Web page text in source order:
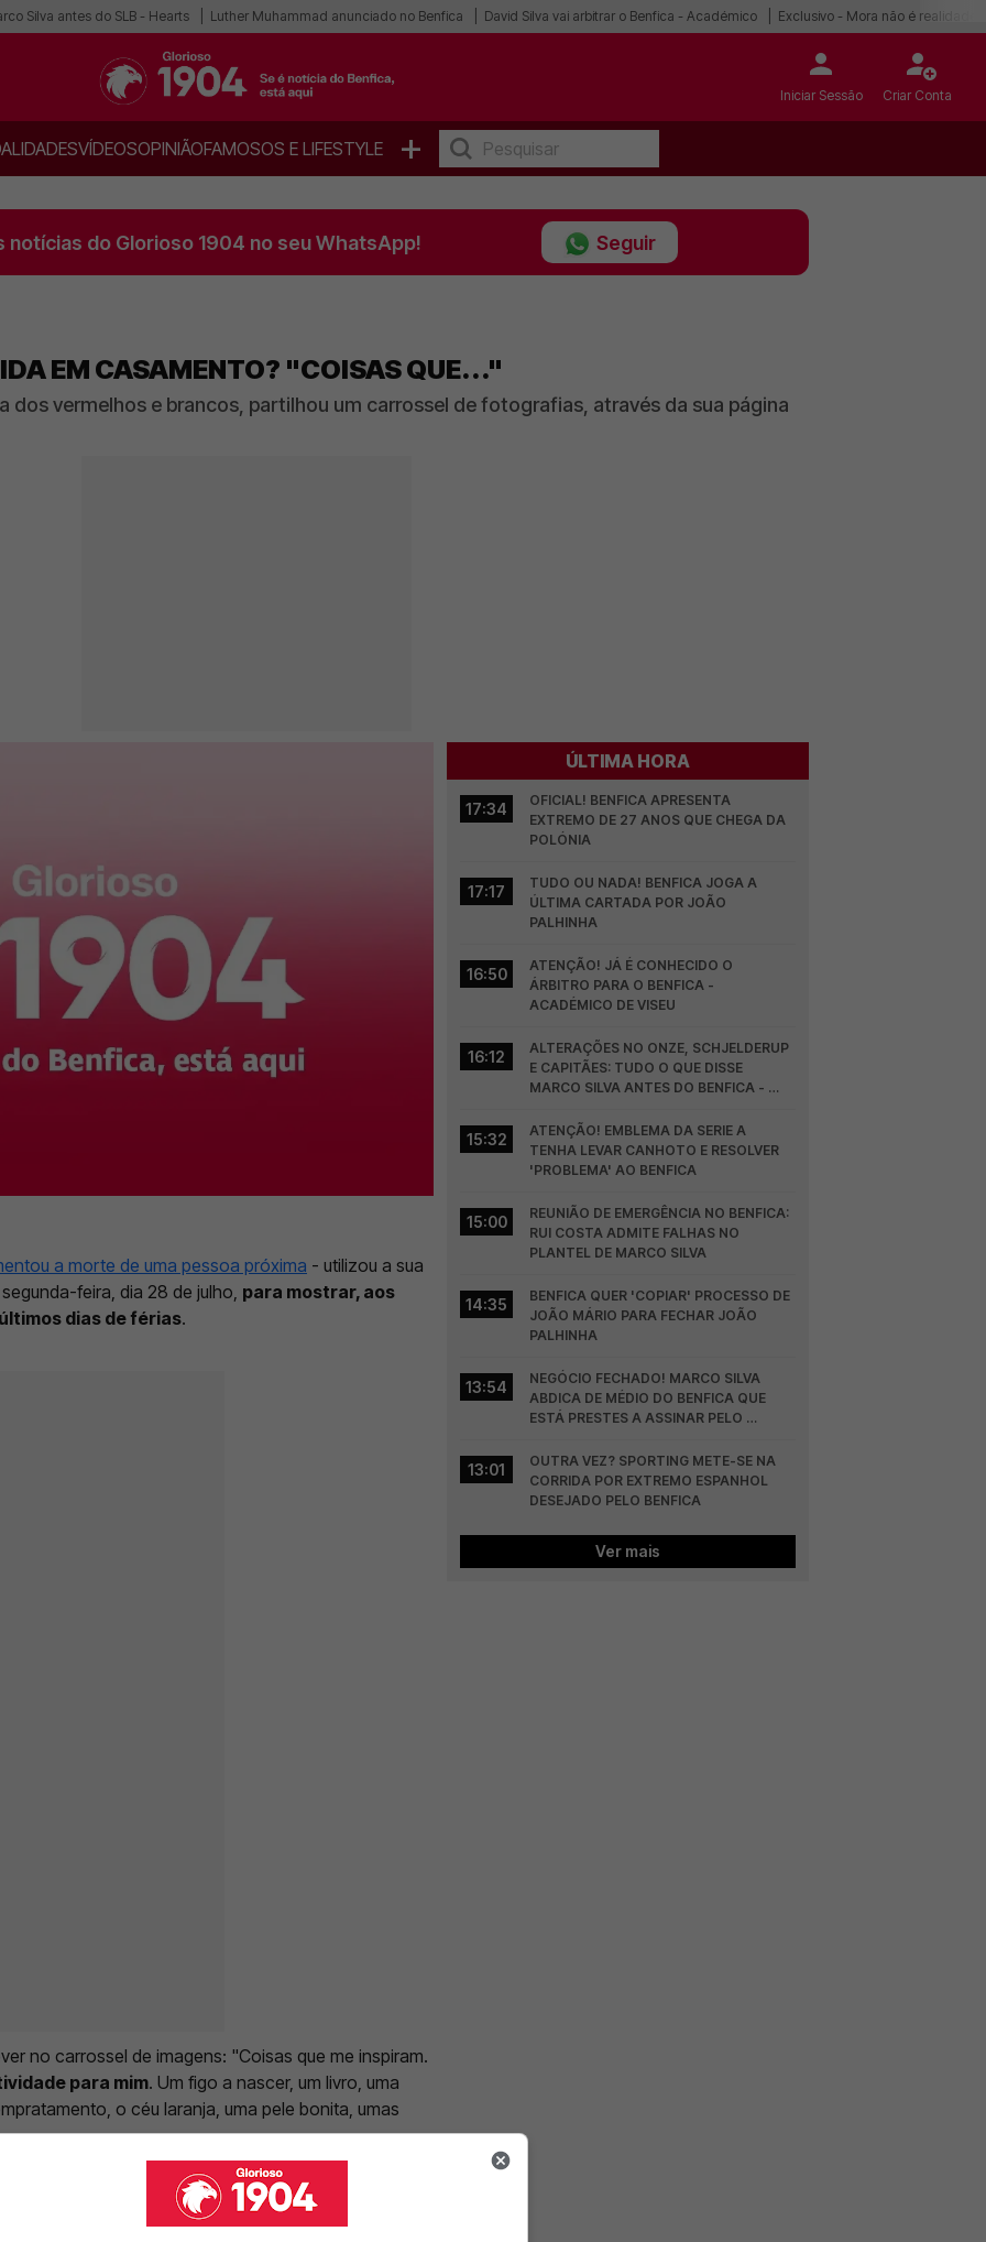
Silva antes do SLB - Hearts Luther Muhammad anunciado no Benfica David Silva vai arbitrar o Benfica - Académico Exclusivo - Mora não é realidade
Iniciar Sessão Criar Conta
VÍDEOSOPINIÃOFAMOSOS E LIFESTYLE +
notícias do Glorioso 1904 no seu WhatsApp! Seguir
EM CASAMENTO? "COISAS QUE..."
dos vermelhos e brancos, partilhou um carrossel de fotografias, através da sua página
a morte de uma pessoa próxima - utilizou a sua
feira, dia 28 de julho, para mostrar, aos
dias de férias.
no carrossel de imagens: "Coisas que me inspiram.
para mim. Um figo a nascer, um livro, uma
o céu laranja, uma pele bonita, umas
ÚLTIMA HORA
17:34
OFICIAL! BENFICA APRESENTA
EXTREMO DE 27 ANOS QUE CHEGA DA
POLÓNIA
17:17
TUDO OU NADA! BENFICA JOGA A
ÚLTIMA CARTADA POR JOÃO
PALHINHA
16:50
ATENÇÃO! JÁ É CONHECIDO O
ÁRBITRO PARA O BENFICA -
ACADÉMICO DE VISEU
16:12
ALTERAÇÕES NO ONZE, SCHJELDERUP
E CAPITÃES: TUDO O QUE DISSE
MARCO SILVA ANTES DO BENFICA -
15:32
ATENÇÃO! EMBLEMA DA SERIE A
TENHA LEVAR CANHOTO E RESOLVER
'PROBLEMA' AO BENFICA
15:00
REUNIÃO DE EMERGÊNCIA NO BENFICA:
RUI COSTA ADMITE FALHAS NO
PLANTEL DE MARCO SILVA
14:35
BENFICA QUER 'COPIAR' PROCESSO DE
JOÃO MÁRIO PARA FECHAR JOÃO
PALHINHA
13:54
NEGÓCIO FECHADO! MARCO SILVA
ABDICA DE MÉDIO DO BENFICA QUE
ESTÁ PRESTES A ASSINAR PELO
13:01
OUTRA VEZ? SPORTING METE-SE NA
CORRIDA POR EXTREMO ESPANHOL
DESEJADO PELO BENFICA
Ver mais